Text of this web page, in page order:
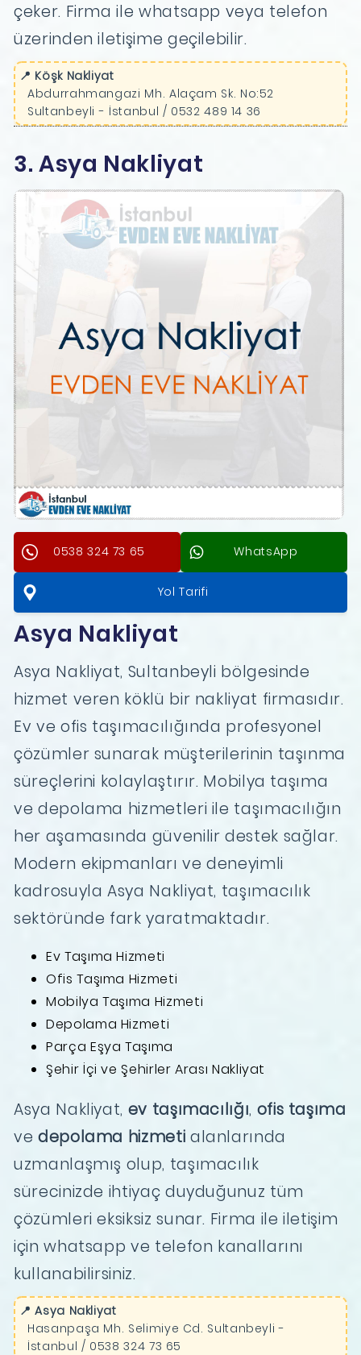
çeker. Firma ile whatsapp veya telefon
üzerinden iletişime geçilebilir.
📍 Köşk Nakliyat
Abdurrahmangazi Mh. Alaçam Sk. No:52
Sultanbeyli - İstanbul / 0532 489 14 36
3. Asya Nakliyat
0538 324 73 65 WhatsApp
Yol Tarifi
Asya Nakliyat
Asya Nakliyat, Sultanbeyli bölgesinde
hizmet veren köklü bir nakliyat firmasıdır.
Ev ve ofis taşımacılığında profesyonel
çözümler sunarak müşterilerinin taşınma
süreçlerini kolaylaştırır. Mobilya taşıma
ve depolama hizmetleri ile taşımacılığın
her aşamasında güvenilir destek sağlar.
Modern ekipmanları ve deneyimli
kadrosuyla Asya Nakliyat, taşımacılık
sektöründe fark yaratmaktadır.
Ev Taşıma Hizmeti
Ofis Taşıma Hizmeti
Mobilya Taşıma Hizmeti
Depolama Hizmeti
Parça Eşya Taşıma
Şehir İçi ve Şehirler Arası Nakliyat
Asya Nakliyat, ev taşımacılığı, ofis taşıma
vedepolama hizmeti alanlarında
uzmanlaşmış olup, taşımacılık
sürecinizde ihtiyaç duyduğunuz tüm
çözümleri eksiksiz sunar. Firma ile iletişim
için whatsapp ve telefon kanallarını
kullanabilirsiniz.
📍 Asya Nakliyat
Hasanpaşa Mh. Selimiye Cd. Sultanbeyli -
İstanbul / 0538 324 73 65